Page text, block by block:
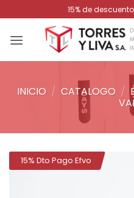
al
contenido
15% de
INICIO / CATALOGO /
15% Dto Pago Efvo